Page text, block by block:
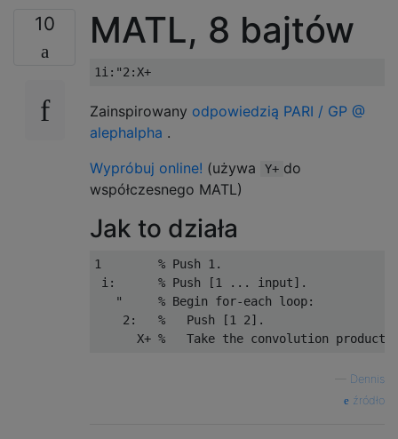
10 MATL, 8 bajtów
Zainspirowany odpowiedzią PARI / GP @
alephalpha .
Wypróbuj online! (używa Y+ do
współczesnego MATL)
Jak to działa
1        % Push 1.
i:      % Push [1 ... input].
   "     % Begin for-each loop:
    2:   %   Push [1 2].
Dennis
źródło